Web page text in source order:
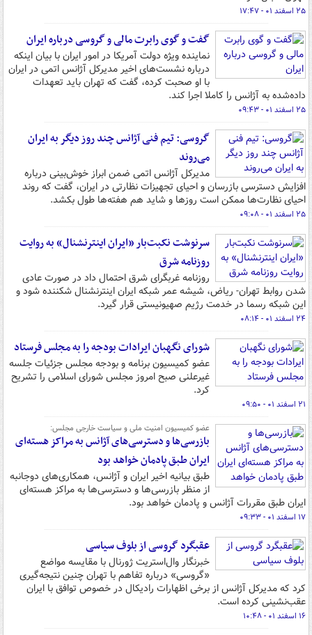
۲۵ اسفند ۰۱ - ۱۷:۴۷
گفت و گوی رابرت مالی و گروسی درباره ایران
نماینده ویژه دولت آمریکا در امور ایران با بیان اینکه
درباره نشست‌های اخیر مدیرکل آژانس اتمی در ایران
با او صحبت کرده، گفت که تهران باید تعهدات
داده‌شده به آژانس را کاملا اجرا کند.
۲۵ اسفند ۰۱ - ۰۹:۴۳
گروسی: تیم فنی آژانس چند روز دیگر به ایران
می‌روند
مدیرکل آژانس اتمی ضمن ابراز خوش‌بینی درباره
افزایش دسترسی بازرسان و احیای تجهیزات نظارتی در ایران، گفت که روند
احیای نظارت‌ها ممکن است روزها و شاید هم هفته‌ها طول بکشد.
۲۵ اسفند ۰۱ - ۰۹:۰۸
سرنوشت نکبت‌بار «ایران اینترنشنال» به روایت
روزنامه شرق
روزنامه غربگرای شرق احتمال داد در صورت عادی
شدن روابط تهران- ریاض، شیشه عمر شبکه ایران اینترنشنال شکننده شود و
این شبکه رسما در خدمت رژیم صهیونیستی قرار گیرد.
۲۴ اسفند ۰۱ - ۰۸:۱۴
شورای نگهبان ایرادات بودجه را به مجلس فرستاد
عضو کمیسیون برنامه و بودجه مجلس جزئیات جلسه
غیرعلنی صبح امروز مجلس شورای اسلامی را تشریح
کرد.
۲۱ اسفند ۰۱ - ۰۹:۵۰
عضو کمیسیون امنیت ملی و سیاست خارجی مجلس:
بازرسی‌ها و دسترسی‌های آژانس به مراکز هسته‌ای
ایران طبق پادمان خواهد بود
طبق بیانیه اخیر ایران و آژانس، همکاری‌های دوجانبه
از منظر بازرسی‌ها و دسترسی‌ها به مراکز هسته‌ای
ایران طبق مقررات آژانس و پادمان خواهد بود.
۱۷ اسفند ۰۱ - ۰۹:۳۳
عقبگرد گروسی از بلوف سیاسی
خبرنگار وال‌استریت‌ ژورنال با مقایسه مواضع
«گروسی» درباره تفاهم با تهران چنین نتیجه‌گیری
کرد که مدیرکل آژانس از برخی اظهارات رادیکال در خصوص توافق با ایران
عقب‌نشینی کرده است.
۱۶ اسفند ۰۱ - ۱۰:۴۸